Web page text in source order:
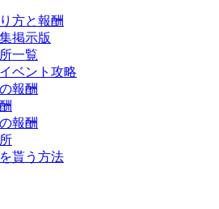
方と報酬
掲示版
一覧
ベント攻略
報酬
報酬
貰う方法